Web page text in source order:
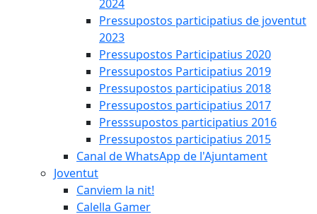
2024
Pressupostos participatius de joventut
2023
Pressupostos Participatius 2020
Pressupostos Participatius 2019
Pressupostos participatius 2018
Pressupostos participatius 2017
Presssupostos participatius 2016
Pressupostos participatius 2015
Canal de WhatsApp de l'Ajuntament
Joventut
Canviem la nit!
Calella Gamer